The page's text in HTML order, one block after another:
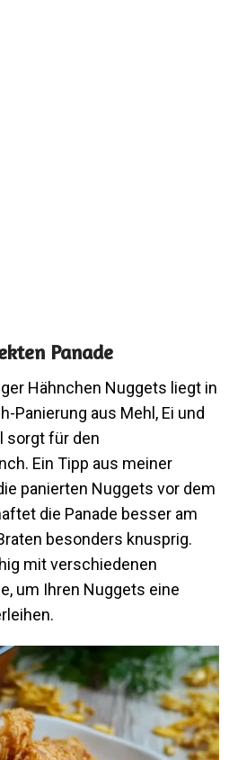
Panade
Hähnchen Nuggets liegt in
Panierung aus Mehl, Ei und
sorgt für den
Ein Tipp aus meiner
panierten Nuggets vor dem
die Panade besser am
besonders knusprig.
mit verschiedenen
um Ihren Nuggets eine